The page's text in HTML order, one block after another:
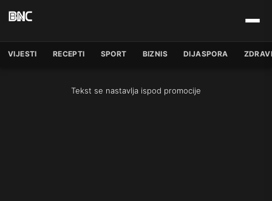
VIJESTI RECEPTI SPORT BIZNIS DIJASPORA
Tekst se nastavlja ispod promocije